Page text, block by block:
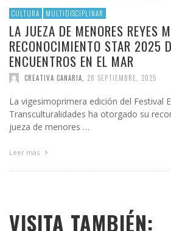
CULTURA MULTIDISCIPLINAR
LA JUEZA DE MENORES REYES
RECONOCIMIENTO STAR 2025
ENCUENTROS EN EL MAR
CREATIVA CANARIA 28 SEPTIEMBRE, 2025
La vigesimoprimera edición del Festival
Transculturalidades ha otorgado su
jueza de menores …
Leer más
VISITA TAMBIÉN: